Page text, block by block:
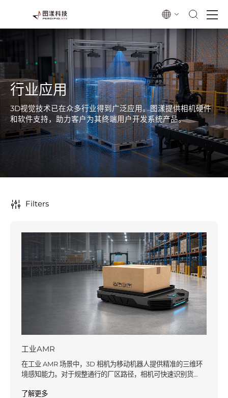
行业应用
3D视觉技术已在众多行业得到广泛应用。图漾提供相机硬件
和软件支持，助力客户为其终端用户开发系统产品。
Filters
工业AMR
在工业 AMR 场景中，3D 相机为移动机器人提供精准的三维环
境感知能力。对于规整通行的厂区路径，相机可快速识别货
了解更多